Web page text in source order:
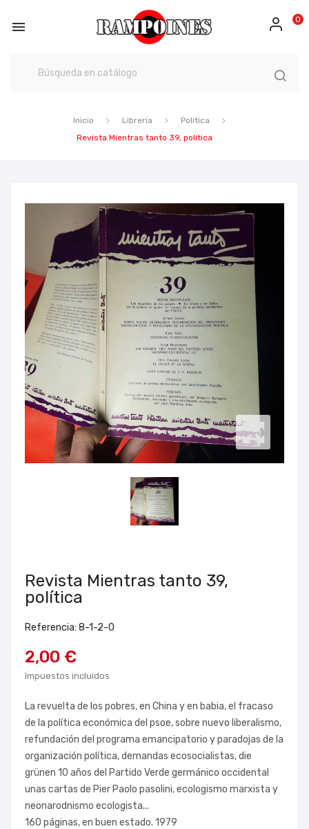
 0
Inicio Librería
Política
Revista Mientras tanto 39, política
Revista Mientras tanto 39,
política
Referencia: 8-1-2-0
2,00 €
Impuestos incluidos
La revuelta de los pobres, en China y en babia, el fracaso
de la política económica del psoe, sobre nuevo liberalismo,
refundación del programa emancipatorio y paradojas de la
organización política, demandas ecosocialistas, die
grünen 10 años del Partido Verde germánico occidental
unas cartas de Pier Paolo pasolini, ecologismo marxista y
neonarodnismo ecologista...
160 páginas, en buen estado. 1979